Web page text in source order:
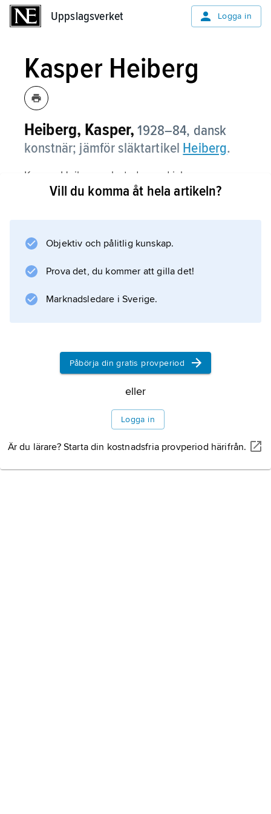
Uppslagsverket Logga in
Kasper Heiberg
Heiberg, Kasper, 1928–84, dansk
konstnär; jämför släktartikel Heiberg.
Kasper Heiberg arbetade med icke-
föreställande former och rörde sig inte sällan i
linjens verkan i en tredimensionell rymd.
Information om artikeln
Vill du komma åt hela artikeln?
Objektiv och pålitlig kunskap.
Prova det, du kommer att gilla det!
Marknadsledare i Sverige.
Påbörja din gratis provperiod
eller
Logga in
Är du lärare? Starta din kostnadsfria provperiod härifrån.